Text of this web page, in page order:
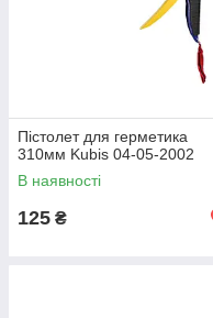
Пістолет для герметика
310мм Kubis 04-05-2002
В наявності
125 ₴